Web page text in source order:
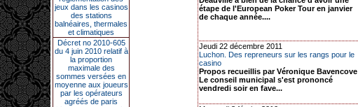
jeux dans les casinos
des stations
balnéaires, thermales
et climatiques
Décret no 2010-605
du 4 juin 2010 relatif à
la proportion
maximale des
sommes versées en
moyenne aux joueurs
par les opérateurs
agréés de paris
étape de l'European Poker Tour en janvier
de chaque année....
Jeudi 22 décembre 2011
Luchon. Des repreneurs sur les rangs pour le
casino
Propos recueillis par Véronique Bavencove
Le conseil municipal s'est prononcé
vendredi soir en fave...